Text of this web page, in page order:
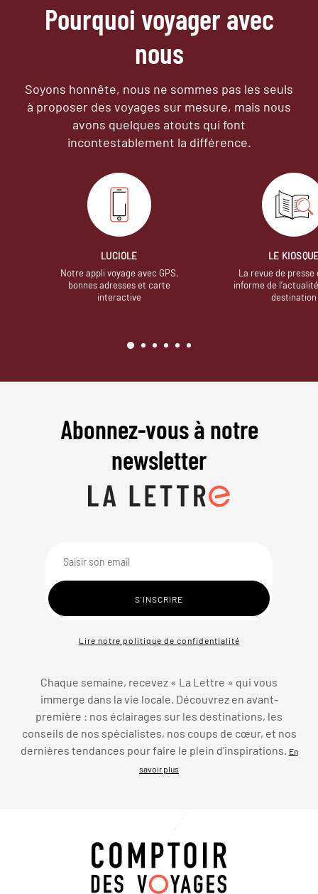
Pourquoi voyager avec
nous
Soyons honnête, nous ne sommes pas les seuls
à proposer des voyages sur mesure, mais nous
avons quelques atouts qui font
incontestablement la différence.
LUCIOLE
Notre appli voyage avec GPS,
bonnes adresses et carte
interactive
LE
La revue de presse
informe de
destination
Abonnez-vous à notre
newsletter
Lire notre politique de confidentialité
Chaque semaine, recevez « La Lettre » qui vous
immerge dans la vie locale. Découvrez en avant-
première : nos éclairages sur les destinations, les
conseils de nos spécialistes, nos coups de cœur, et nos
dernières tendances pour faire le plein d’inspirations.
En
savoir plus